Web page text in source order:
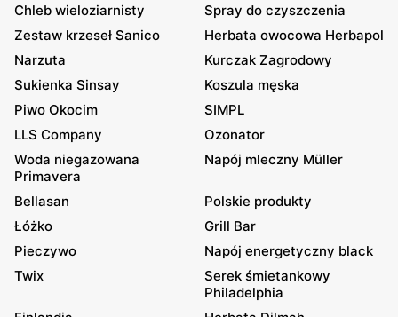
Chleb wieloziarnisty
Spray do czyszczenia
Zestaw krzeseł Sanico
Herbata owocowa Herbapol
Narzuta
Kurczak Zagrodowy
Sukienka Sinsay
Koszula męska
Piwo Okocim
SIMPL
LLS Company
Ozonator
Woda niegazowana
Primavera
Napój mleczny Müller
Bellasan
Polskie produkty
Łóżko
Grill Bar
Pieczywo
Napój energetyczny black
Twix
Serek śmietankowy
Philadelphia